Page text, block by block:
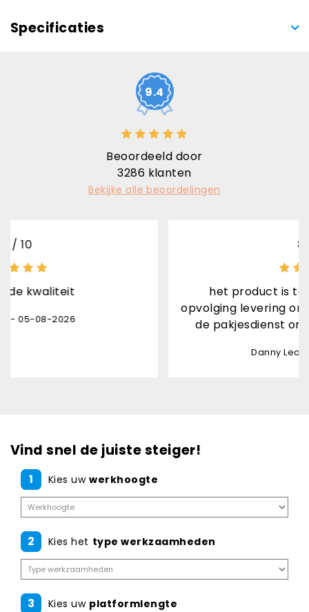
Specificaties
9.4
Beoordeeld door
3286 klanten
Bekijke alle beoordelingen
het product is top
opvolging levering ontvangen
de pakjesdienst onverwacht
Danny Leon - 03-08-2026
Vind snel de juiste steiger!
1 Kies uw werkhoogte
2 Kies het type werkzaamheden
3 Kies uw platformlengte